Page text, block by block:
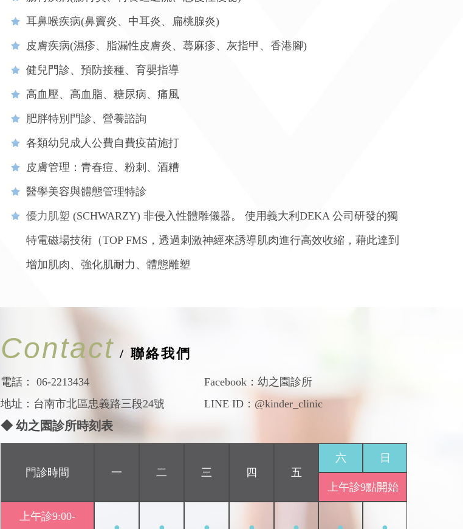
耳鼻喉疾病(鼻竇炎、中耳炎、扁桃腺炎)
皮膚疾病(濕疹、脂漏性皮膚炎、蕁麻疹、灰指甲、香港腳)
健兒門診、預防接種、育嬰指導
高血壓、高血脂、糖尿病、痛風
肥胖特別門診、營養諮詢
各類幼兒成人公費自費疫苗施打
皮膚管理：青春痘、粉刺、酒糟
醫學美容與體態管理特診
優力肌塑 (SCHWARZY) 非侵入性體雕儀器。 使用義大利DEKA 公司研發的獨
特電磁場技術（TOP FMS，透過刺激神經來誘導肌肉進行高效收縮，藉此達到
增加肌肉、強化肌耐力、體態雕塑
Contact / 聯絡我們
電話：
06-2213434
地址：台南市北區忠義路三段24號
Facebook：幼之園診所
LINE ID：@kinder_clinic
◆ 幼之園診所時刻表
門診時間 一 二 三 四 五
六 日
上午診9點開始
上午診9:00-